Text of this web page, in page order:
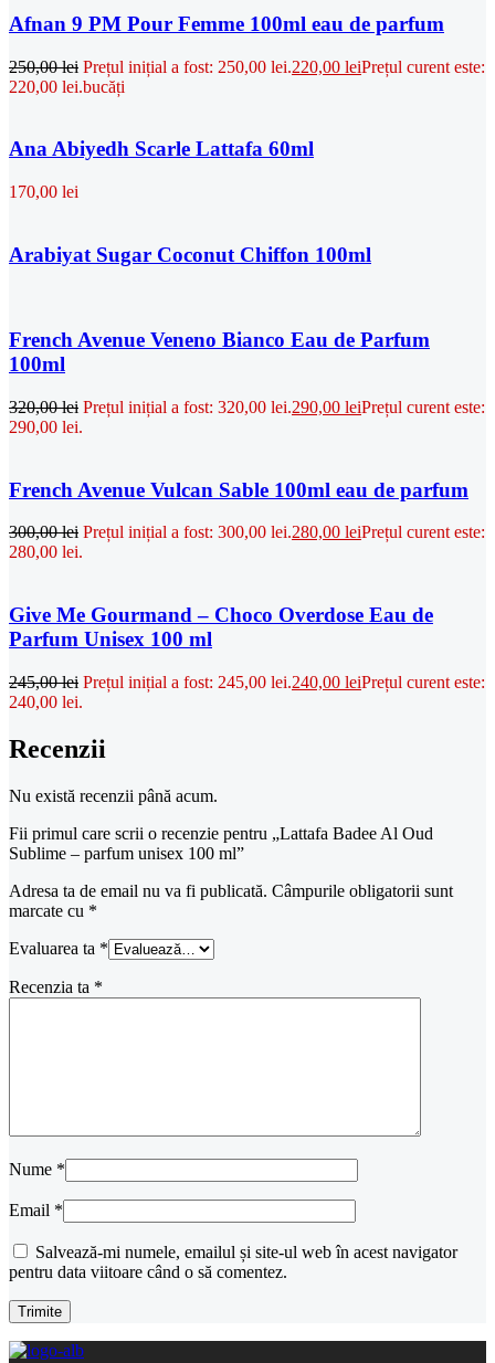
Afnan 9 PM Pour Femme 100ml eau de parfum
250,00lei Prețul inițial a fost: 250,00 lei.220,00 leiPrețul curent este:
220,00 lei.bucăți
Ana Abiyedh Scarle Lattafa 60ml
170,00 lei
Arabiyat Sugar Coconut Chiffon 100ml
French Avenue Veneno Bianco Eau de Parfum
100ml
320,00lei Prețul inițial a fost: 320,00 lei.290,00 leiPrețul curent este:
290,00 lei.
French Avenue Vulcan Sable 100ml eau de parfum
300,00lei Prețul inițial a fost: 300,00 lei.280,00 leiPrețul curent este:
280,00 lei.
Give Me Gourmand – Choco Overdose Eau de
Parfum Unisex 100 ml
245,00lei Prețul inițial a fost: 245,00 lei.240,00 leiPrețul curent este:
240,00 lei.
Recenzii
Nu există recenzii până acum.
Fii primul care scrii o recenzie pentru „Lattafa Badee Al Oud
Sublime – parfum unisex 100 ml”
Adresa ta de email nu va fi publicată. Câmpurile obligatorii sunt
marcate cu *
Evaluarea ta *
Recenzia ta *
Nume *
Email *
Salvează-mi numele, emailul și site-ul web în acest navigator
pentru data viitoare când o să comentez.